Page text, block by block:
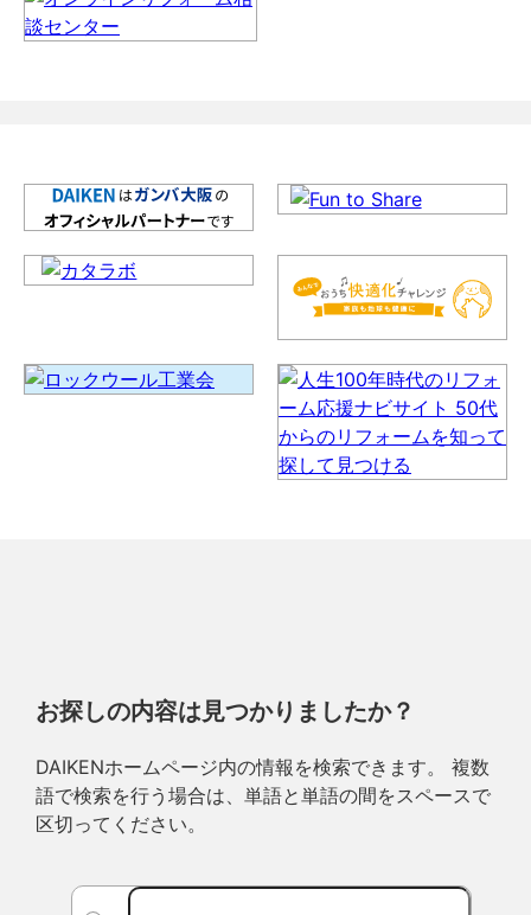
お探しの内容は見つかりましたか？
DAIKENホームページ内の情報を検索できます。 複数
語で検索を行う場合は、単語と単語の間をスペースで
区切ってください。